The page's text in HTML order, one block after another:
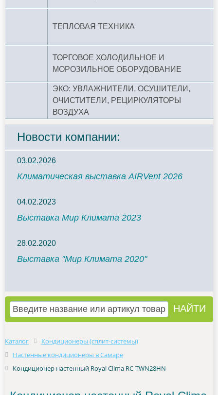
ТЕПЛОВАЯ ТЕХНИКА
ТОРГОВОЕ ХОЛОДИЛЬНОЕ И
МОРОЗИЛЬНОЕ ОБОРУДОВАНИЕ
ЭКО: УВЛАЖНИТЕЛИ, ОСУШИТЕЛИ,
ОЧИСТИТЕЛИ, РЕЦИРКУЛЯТОРЫ
ВОЗДУХА
Новости компании:
03.02.2026
Климатическая выставка AIRVent 2026
04.02.2023
Выставка Мир Климата 2023
28.02.2020
Выставка "Мир Климата 2020"
Каталог
Кондиционеры (сплит-системы)
Настенные кондиционеры в Самаре
Кондиционер настенный Royal Clima RC-TWN28HN